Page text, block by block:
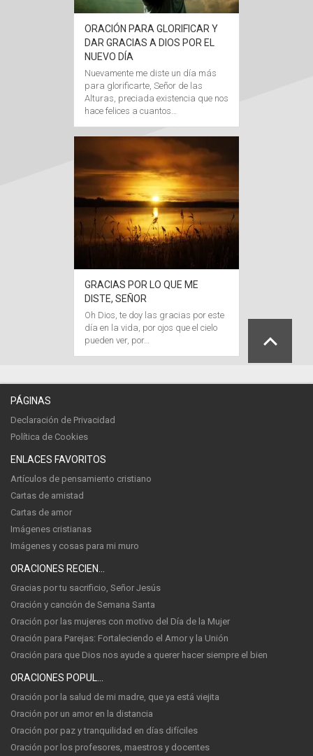
ORACIÓN PARA GLORIFICAR Y
DAR GRACIAS A DIOS POR EL
NUEVO DÍA
Nuevamente me diste un día más
para glorificarte, Señor de las
Alturas, preciada existencia que nos
hace felices a cuantos…
GRACIAS POR LO QUE ME
DISTE, SEÑOR
Oh Dios, te doy las gracias por este
día en la vida, por ojos que el cielo
pueden ver, por…
PÁGINAS
Declaración de Privacidad
Política de Cookies
ENLACES FAVORITOS
Artículos de pensamiento cristiano
Cartas de amistad
Cartas de amor
Imágenes cristianas
Imágenes y cosas para mi muro
ORACIONES RECIENTES
Gracias por tu sacrificio, Señor Jesús
Oración y canción de Semana Santa
Oración por las mujeres con motivo del Día de la Mujer
Oración para Parejas: Fortaleciendo el Amor y la Unión
Oración para que Dios nos ayude a querer hacer siempre el bien
ORACIONES POPULARES
Oración por la salud de mi madre, que ya está viejita
Oración por un amor en la distancia
Oración por paz y tranquilidad en días difíciles
Oración por los profesores, maestros y docentes